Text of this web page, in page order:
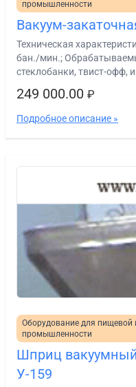
промышленности
Вакуум-
Техническая
бан./мин.;
стеклобанки, твист-офф,
249 000.00 ₽
Подробное описание »
Оборудование для
промышленности
Шприц
У-159